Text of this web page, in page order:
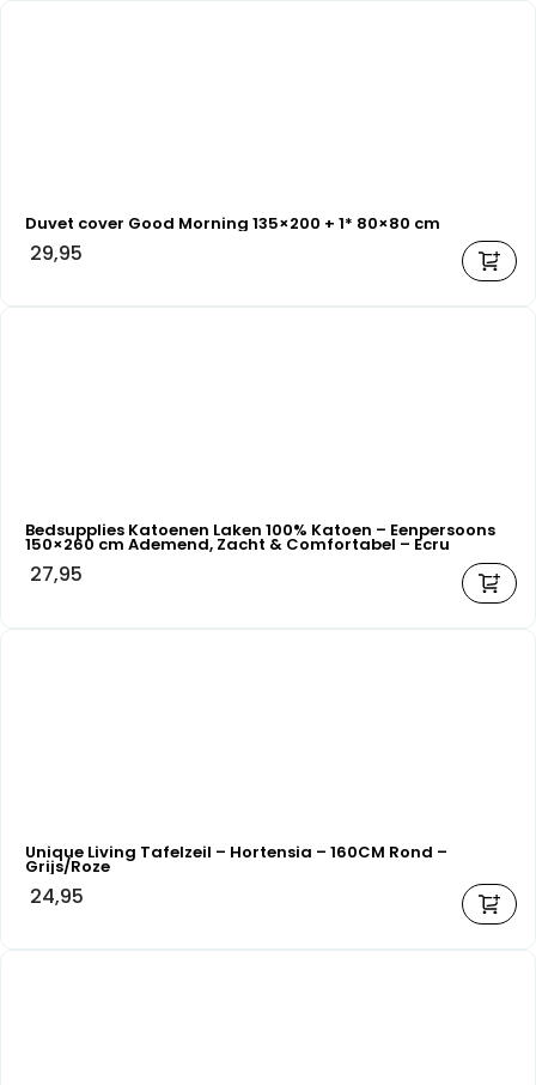
Duvet cover Good Morning 135×200 + 1* 80×80 cm
29,95
Bedsupplies Katoenen Laken 100% Katoen – Eenpersoons
150×260 cm Ademend, Zacht & Comfortabel – Ecru
27,95
Unique Living Tafelzeil – Hortensia – 160CM Rond –
Grijs/Roze
24,95